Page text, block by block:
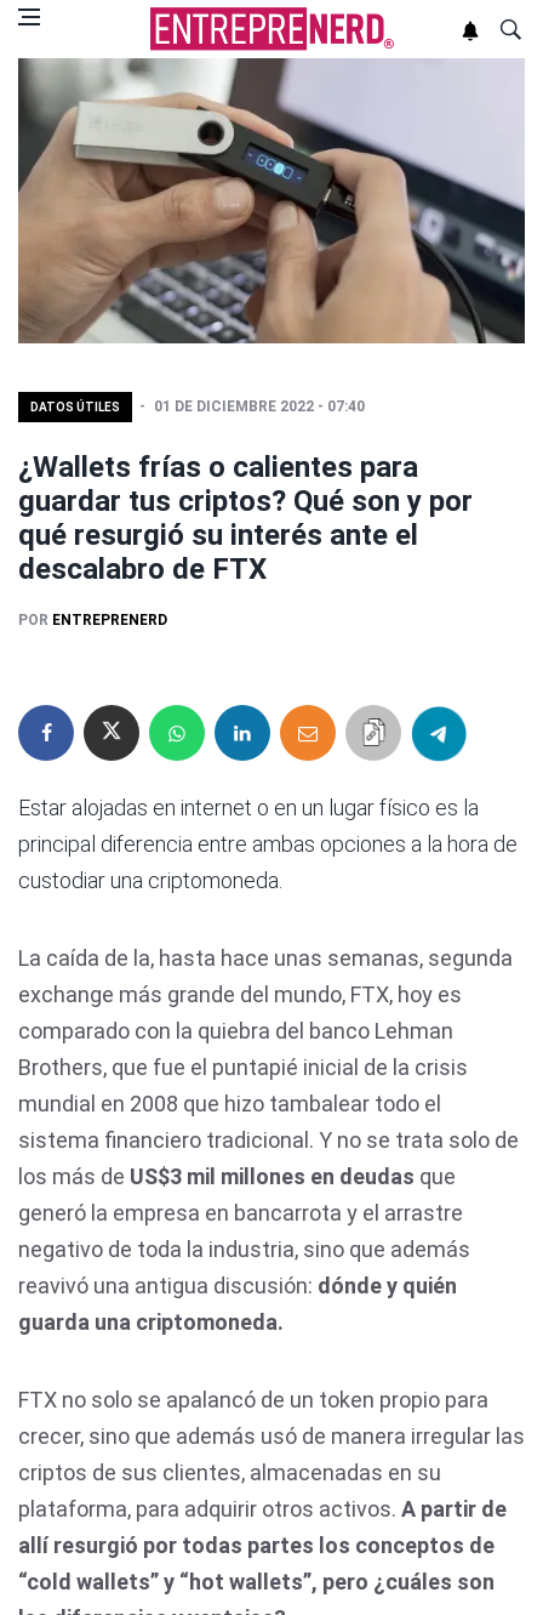
DATOS ÚTILES 01 DE DICIEMBRE 2022 - 07:40
¿Wallets frías o calientes para
guardar tus criptos? Qué son y por
qué resurgió su interés ante el
descalabro de FTX
POR ENTREPRENERD
Estar alojadas en internet o en un lugar físico es la
principal diferencia entre ambas opciones a la hora de
custodiar una criptomoneda.
La caída de la, hasta hace unas semanas, segunda
exchange más grande del mundo, FTX, hoy es
comparado con la quiebra del banco Lehman
Brothers, que fue el puntapié inicial de la crisis
mundial en 2008 que hizo tambalear todo el
sistema financiero tradicional. Y no se trata solo de
los más de US$3 mil millones en deudas que
generó la empresa en bancarrota y el arrastre
negativo de toda la industria, sino que además
reavivó una antigua discusión: dónde y quién
guarda una criptomoneda.
FTX no solo se apalancó de un token propio para
crecer, sino que además usó de manera irregular las
criptos de sus clientes, almacenadas en su
plataforma, para adquirir otros activos. A partir de
allí resurgió por todas partes los conceptos de
“cold wallets” y “hot wallets”, pero ¿cuáles son